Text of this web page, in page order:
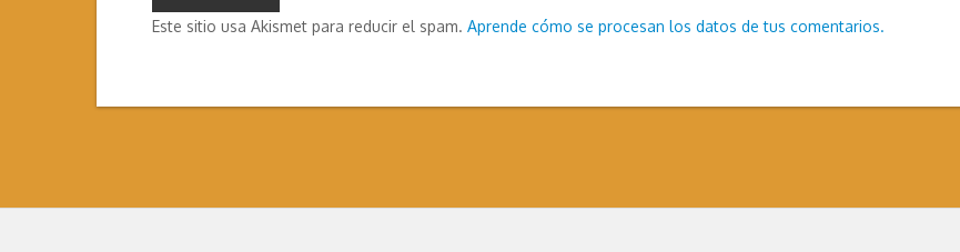
Este sitio usa Akismet para reducir el spam. Aprende cómo se procesan los datos de tus comentarios.